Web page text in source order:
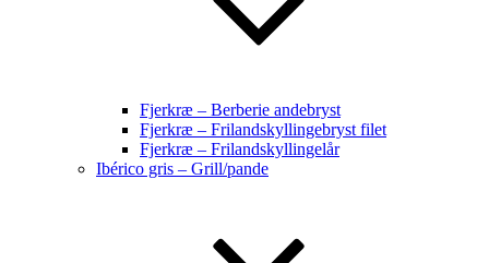
Fjerkræ – Berberie andebryst
Fjerkræ – Frilandskyllingebryst filet
Fjerkræ – Frilandskyllingelår
Ibérico gris – Grill/pande